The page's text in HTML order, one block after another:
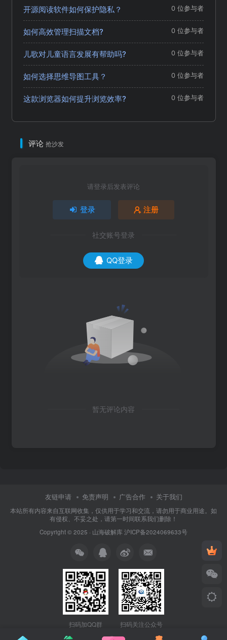
开源阅读软件如何保护隐私？ 0 位参与者
如何高效管理扫描文档? 0 位参与者
儿歌对儿童语言发展有帮助吗? 0 位参与者
如何选择思维导图工具？ 0 位参与者
这款浏览器如何提升浏览效率? 0 位参与者
评论 抢沙发
请登录后发表评论
登录 注册
社交账号登录
QQ登录
暂无评论内容
友链申请 免责声明 广告合作 关于我们
本站所有内容来自互联网收集，仅供用于学习和交流，请勿用于商业用途。如
有侵权、不妥之处，请第一时间联系我们删除！
Copyright © 2025 · 山海破解库沪ICP备2024069633号
扫码加QQ群 扫码关注公众号